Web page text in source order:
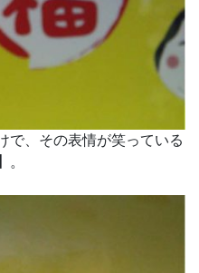
で、その表情が笑っている
。